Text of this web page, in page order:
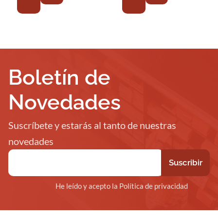
Boletín de
Novedades
Suscríbete y estarás al tanto de nuestras
novedades
He leído y acepto la Política de privacidad